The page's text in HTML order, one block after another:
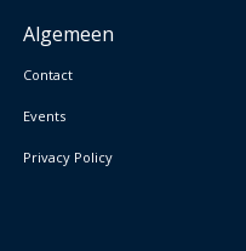
Algemeen
Contact
Events
Privacy Policy